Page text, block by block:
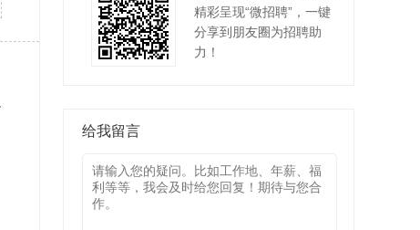
精彩呈现“微招聘”，一键
分享到朋友圈为招聘助
力！
给我留言